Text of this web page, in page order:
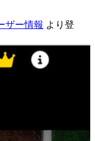
ザー情報 より登